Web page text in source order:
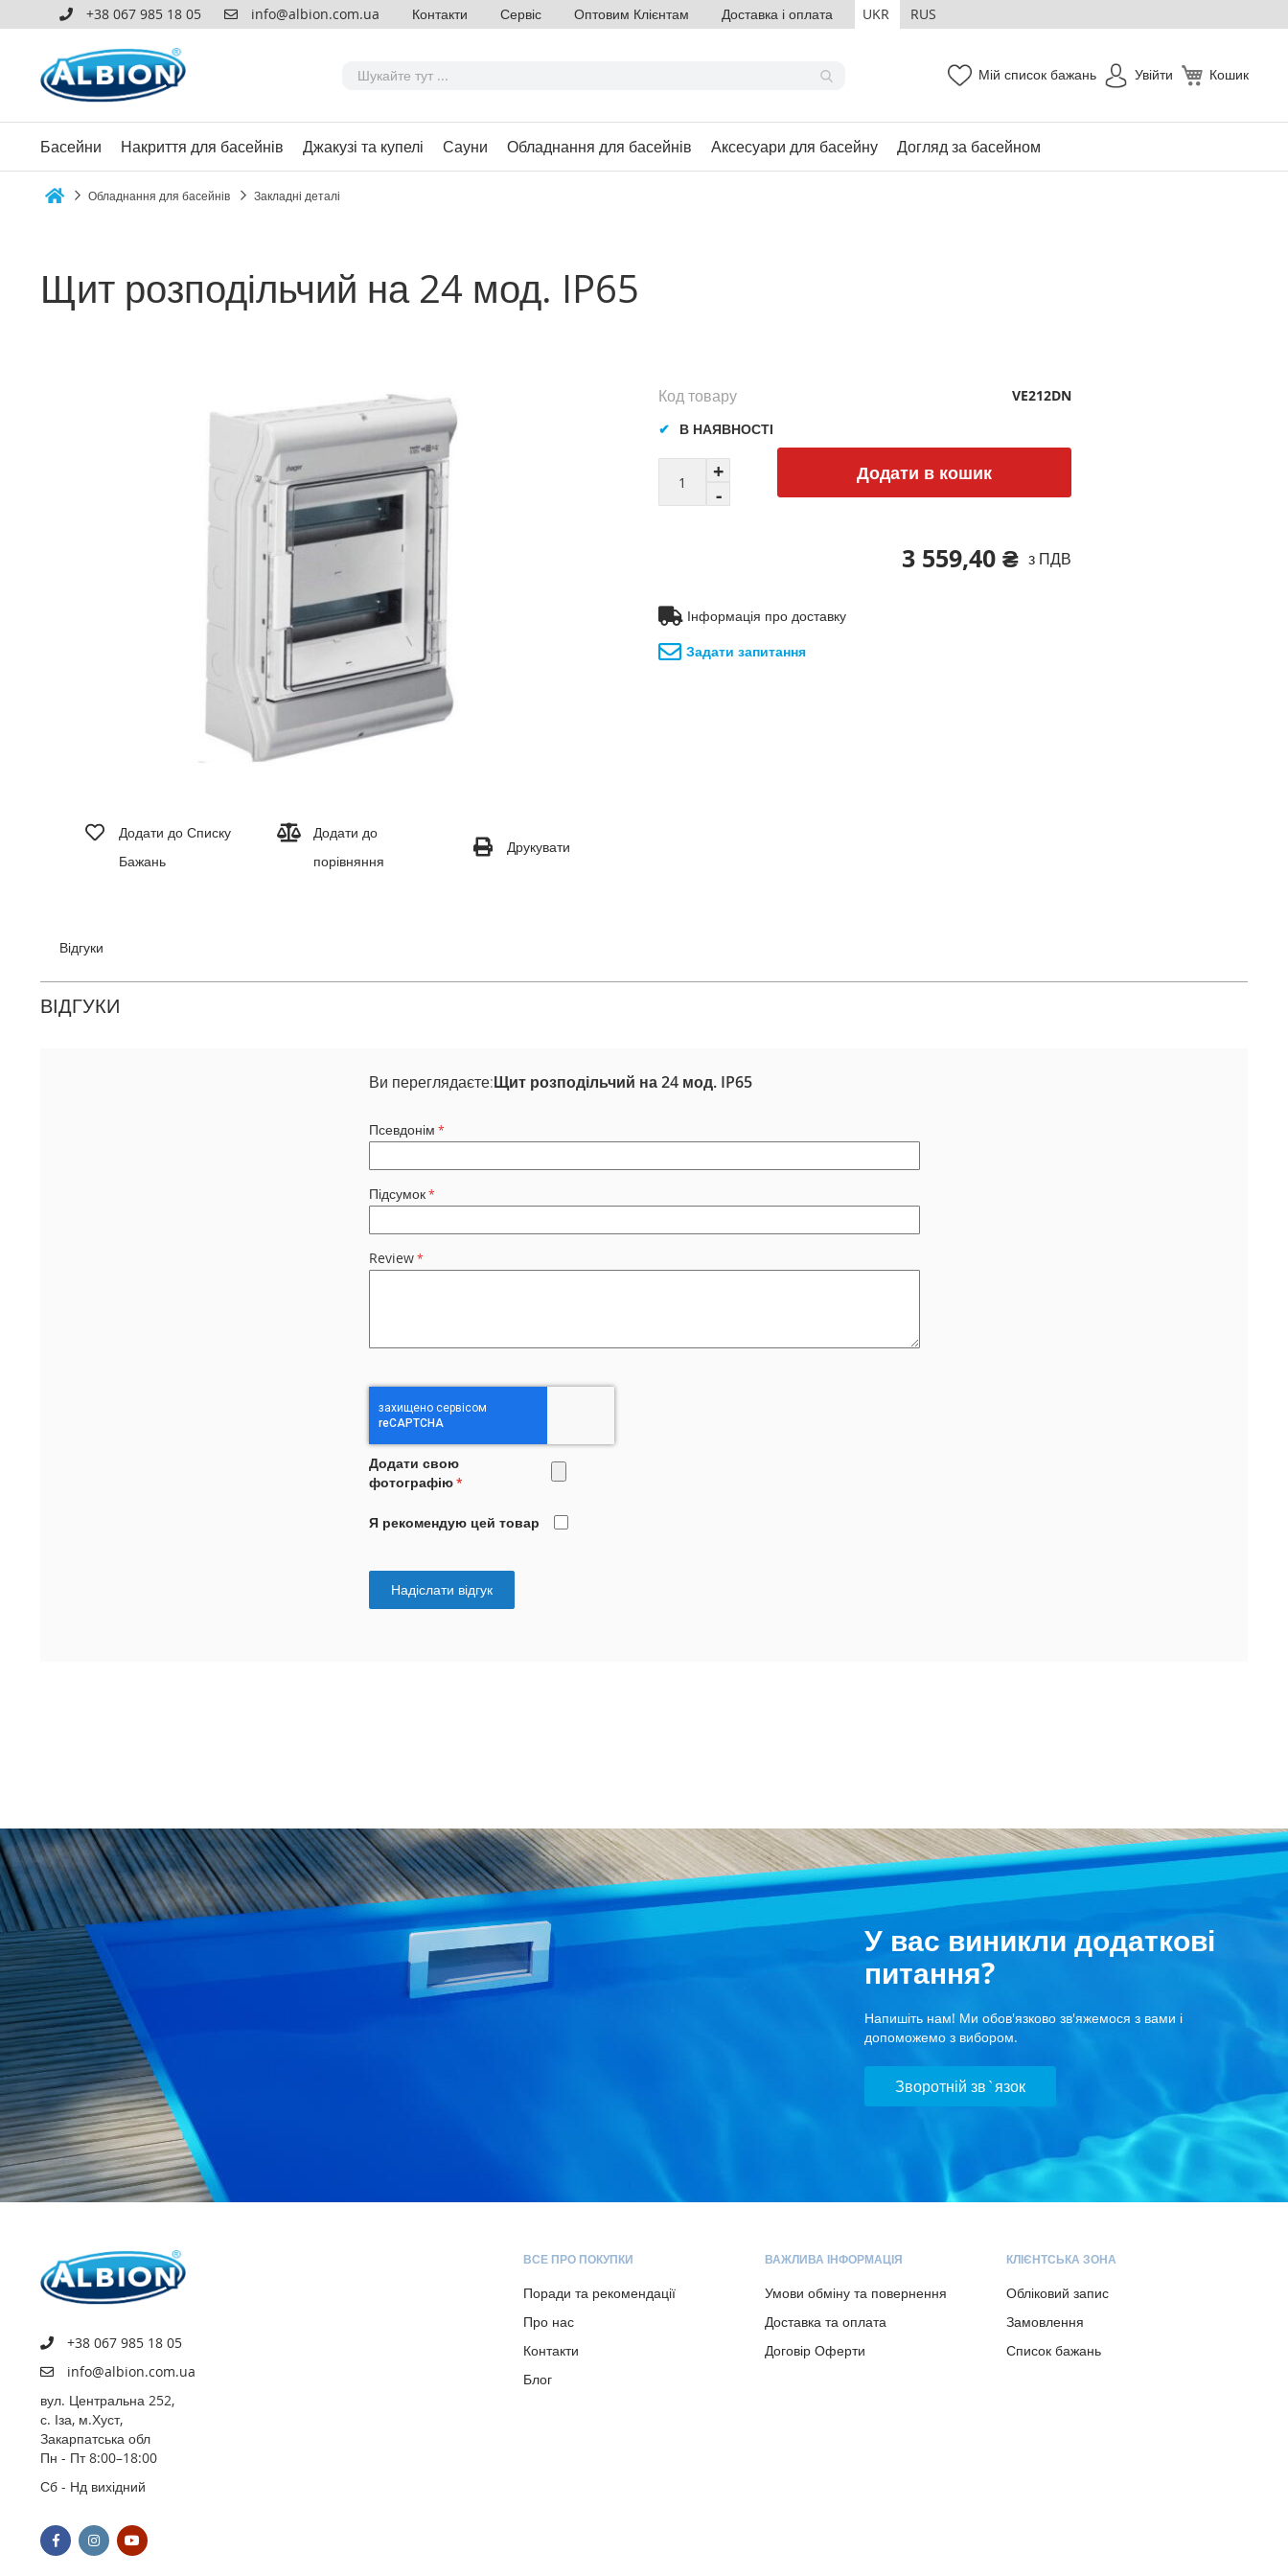
+38 067 985 18 05 info@albion.com.ua Контакти Сервіс Оптовим Клієнтам Доставка і оплата UKR RUS
Кошик
Мій список бажань Увійти
Басейни Накриття для басейнів Джакузі та купелі Сауни Обладнання для басейнів Аксесуари для басейну Догляд за басейном
Обладнання для басейнів Закладні деталі
Щит розподільчий на 24 мод. IP65
Додати до Списку
Бажань
Додати до
порівняння
Друкувати
Додати в кошик
3 559,40 ₴ з ПДВ
В НАЯВНОСТІ
Код товару VE212DN
Інформація про доставку
Задати запитання
Відгуки
ВІДГУКИ
Ви переглядаєте:Щит розподільчий на 24 мод. IP65
Псевдонім
Підсумок
Review
Додати свою
фотографію
Я рекомендую цей товар
Надіслати відгук
У вас виникли додаткові
питання?
Напишіть нам! Ми обов'язково зв'яжемося з вами і
допоможемо з вибором.
Зворотній зв`язок
+38 067 985 18 05
info@albion.com.ua
вул. Центральна 252,
с. Іза, м.Хуст,
Закарпатська обл
Пн - Пт 8:00–18:00
Сб - Нд вихідний
ВСЕ ПРО ПОКУПКИ
Поради та рекомендації
Про нас
Контакти
Блог
ВАЖЛИВА ІНФОРМАЦІЯ
Умови обміну та повернення
Доставка та оплата
Договір Оферти
КЛІЄНТСЬКА ЗОНА
Обліковий запис
Замовлення
Список бажань